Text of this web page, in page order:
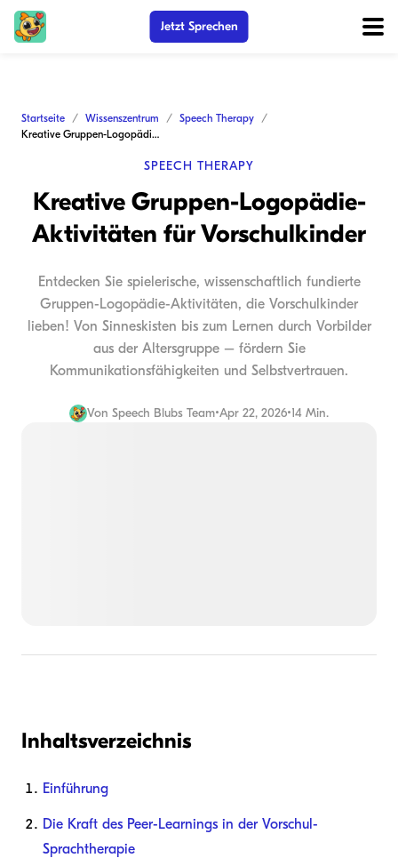
Jetzt Sprechen
Startseite Wissenszentrum
Speech Therapy
Kreative Gruppen-Logopädie-Aktivitäten für Vorschulkinder
SPEECH THERAPY
Kreative Gruppen-Logopädie-
Aktivitäten für Vorschulkinder
Entdecken Sie spielerische, wissenschaftlich fundierte
Gruppen-Logopädie-Aktivitäten, die Vorschulkinder
lieben! Von Sinneskisten bis zum Lernen durch Vorbilder
aus der Altersgruppe – fördern Sie
Kommunikationsfähigkeiten und Selbstvertrauen.
Von Speech Blubs Team•Apr 22, 2026•14 Min.
Inhaltsverzeichnis
Einführung
Die Kraft des Peer-Learnings in der Vorschul-
Sprachtherapie